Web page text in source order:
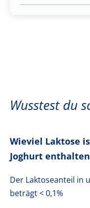
Wusstest du
Wieviel Laktose
Joghurt
Der Laktoseanteil in
beträgt < 0,1%